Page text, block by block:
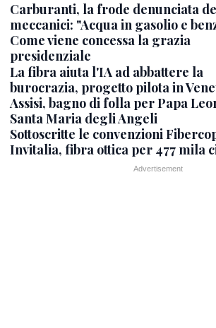
Carburanti, la frode denunciata
meccanici: "Acqua in gasolio e
Come viene concessa la grazia
presidenziale
La fibra aiuta l'IA ad abbattere la
burocrazia, progetto pilota in
Assisi, bagno di folla per Papa
Santa Maria degli Angeli
Sottoscritte le convenzioni
Invitalia, fibra ottica per 477 mila